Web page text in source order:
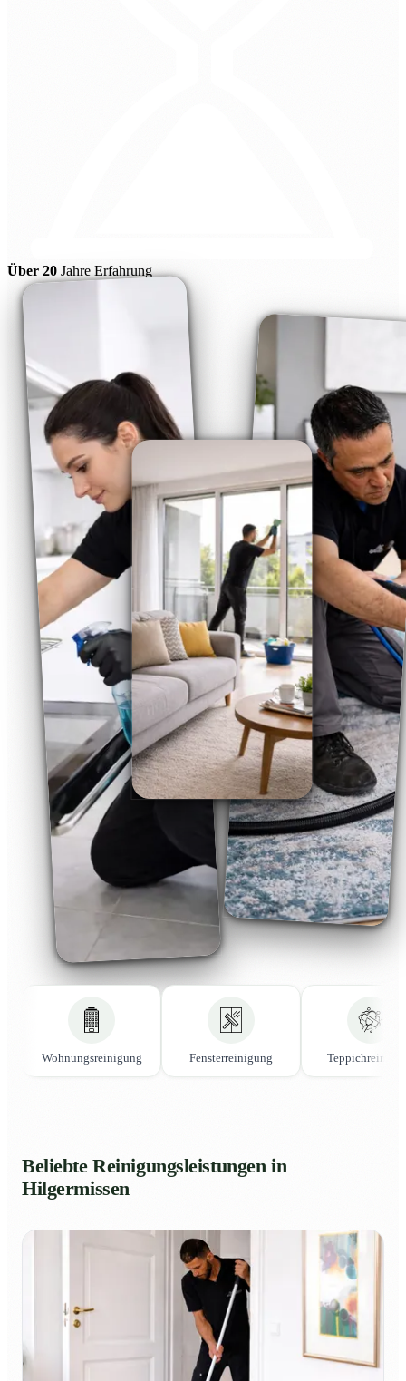
Über 20 Jahre Erfahrung
Wohnungsreinigung Fensterreinigung
Beliebte Reinigungsleistungen in
Hilgermissen